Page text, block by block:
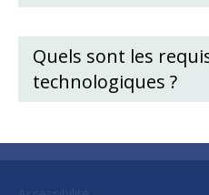
Quels sont les
technologiques ?